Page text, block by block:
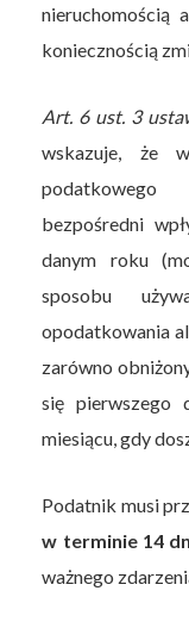
koniecznością
Art. 6 ust. 3
wskazuje, że
bezpośredni
danym roku
sposobu
opodatkowania
zarówno
się pierwszego
miesiącu, gdy
Podatnik musi
w terminie 14
ważnego